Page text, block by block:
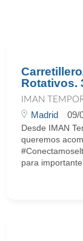
Rotativos.
IMAN
Madrid 09/
Desde IMAN
queremos
para importante